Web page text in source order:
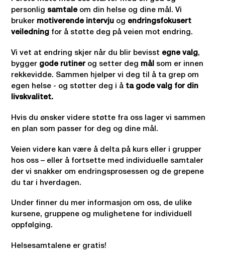
personlig samtale om din helse og dine mål. Vi
bruker motiverende intervju og endringsfokusert
veiledning for å støtte deg på veien mot endring.
Vi vet at endring skjer når du blir bevisst egne valg,
bygger gode rutinerog setter deg mål som er innen
rekkevidde. Sammen hjelper vi deg til å ta grep om
egen helse - og støtter deg i å ta gode valg for din
livskvalitet.
Hvis du ønsker videre støtte fra oss lager vi sammen
en plan som passer for deg og dine mål.
Veien videre kan være å delta på kurs eller i grupper
hos oss – eller å fortsette med individuelle samtaler
der vi snakker om endringsprosessen og de grepene
du tar i hverdagen.
Under finner du mer informasjon om oss, de ulike
kursene, gruppene og mulighetene for individuell
oppfølging.
Helsesamtalene er gratis!